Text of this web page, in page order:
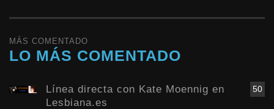
MÁS COMENTADO
LO MÁS COMENTADO
50
Línea directa con Kate Moennig en
Lesbiana.es